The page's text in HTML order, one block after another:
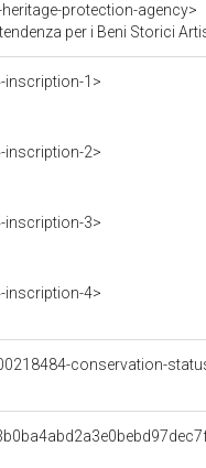
protection-agency>
per i Beni Storici
1>
2>
3>
4>
conservation-